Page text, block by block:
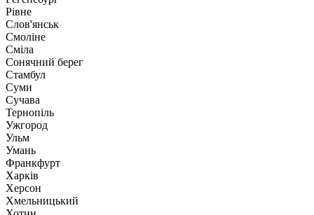
Рівне
Слов'янськ
Смоліне
Сміла
Сонячний берег
Стамбул
Суми
Сучава
Тернопіль
Ужгород
Ульм
Умань
Франкфурт
Харків
Херсон
Хмельницький